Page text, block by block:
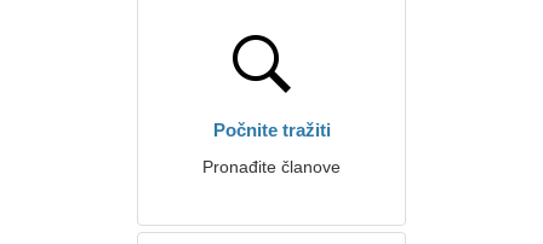
Počnite tražiti
Pronađite članove